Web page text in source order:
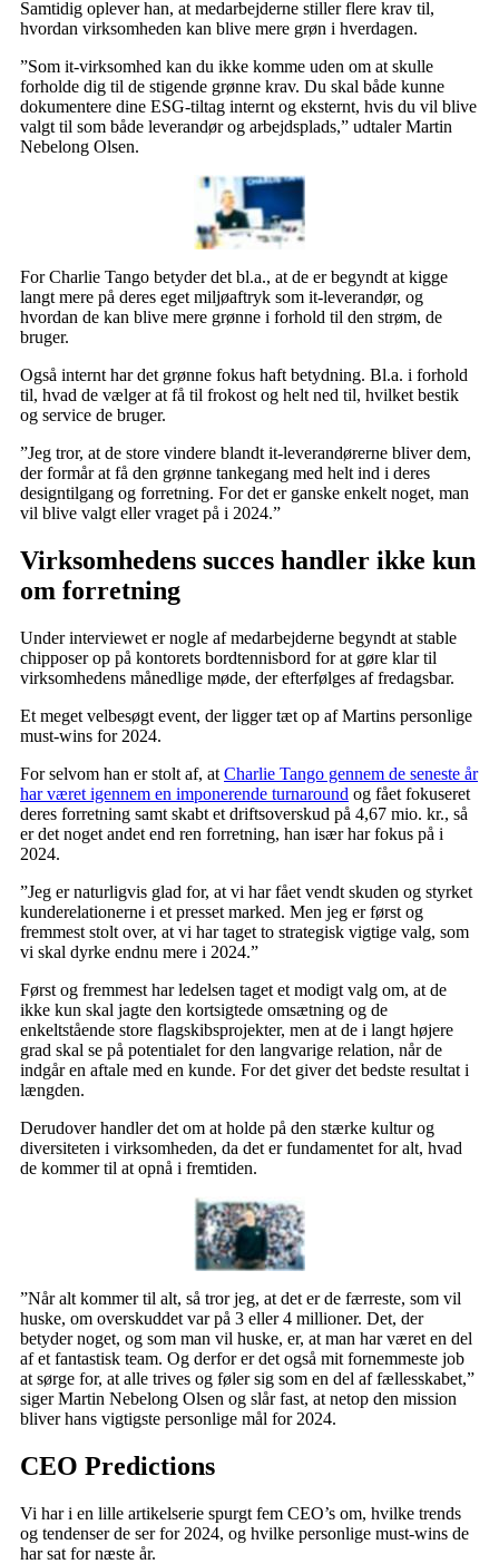
Samtidig oplever han, at medarbejderne stiller flere krav til,
hvordan virksomheden kan blive mere grøn i hverdagen.
”Som it-virksomhed kan du ikke komme uden om at skulle
forholde dig til de stigende grønne krav. Du skal både kunne
dokumentere dine ESG-tiltag internt og eksternt, hvis du vil blive
valgt til som både leverandør og arbejdsplads,” udtaler Martin
Nebelong Olsen.
For Charlie Tango betyder det bl.a., at de er begyndt at kigge
langt mere på deres eget miljøaftryk som it-leverandør, og
hvordan de kan blive mere grønne i forhold til den strøm, de
bruger.
Også internt har det grønne fokus haft betydning. Bl.a. i forhold
til, hvad de vælger at få til frokost og helt ned til, hvilket bestik
og service de bruger.
”Jeg tror, at de store vindere blandt it-leverandørerne bliver dem,
der formår at få den grønne tankegang med helt ind i deres
designtilgang og forretning. For det er ganske enkelt noget, man
vil blive valgt eller vraget på i 2024.”
Virksomhedens succes handler ikke kun
om forretning
Under interviewet er nogle af medarbejderne begyndt at stable
chipposer op på kontorets bordtennisbord for at gøre klar til
virksomhedens månedlige møde, der efterfølges af fredagsbar.
Et meget velbesøgt event, der ligger tæt op af Martins personlige
must-wins for 2024.
For selvom han er stolt af, at Charlie Tango gennem de seneste år
har været igennem en imponerende turnaround og fået fokuseret
deres forretning samt skabt et driftsoverskud på 4,67 mio. kr., så
er det noget andet end ren forretning, han især har fokus på i
2024.
”Jeg er naturligvis glad for, at vi har fået vendt skuden og styrket
kunderelationerne i et presset marked. Men jeg er først og
fremmest stolt over, at vi har taget to strategisk vigtige valg, som
vi skal dyrke endnu mere i 2024.”
Først og fremmest har ledelsen taget et modigt valg om, at de
ikke kun skal jagte den kortsigtede omsætning og de
enkeltstående store flagskibsprojekter, men at de i langt højere
grad skal se på potentialet for den langvarige relation, når de
indgår en aftale med en kunde. For det giver det bedste resultat i
længden.
Derudover handler det om at holde på den stærke kultur og
diversiteten i virksomheden, da det er fundamentet for alt, hvad
de kommer til at opnå i fremtiden.
”Når alt kommer til alt, så tror jeg, at det er de færreste, som vil
huske, om overskuddet var på 3 eller 4 millioner. Det, der
betyder noget, og som man vil huske, er, at man har været en del
af et fantastisk team. Og derfor er det også mit fornemmeste job
at sørge for, at alle trives og føler sig som en del af fællesskabet,”
siger Martin Nebelong Olsen og slår fast, at netop den mission
bliver hans vigtigste personlige mål for 2024.
CEO Predictions
Vi har i en lille artikelserie spurgt fem CEO’s om, hvilke trends
og tendenser de ser for 2024, og hvilke personlige must-wins de
har sat for næste år.